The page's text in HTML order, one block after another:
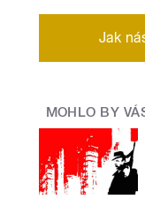
Jak
MOHLO BY